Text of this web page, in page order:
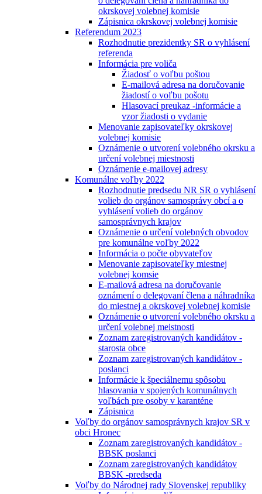
okrskovej volebnej komisie
Zápisnica okrskovej volebnej komisie
Referendum 2023
Rozhodnutie prezidentky SR o vyhlásení
referenda
Informácia pre voliča
Žiadosť o voľbu poštou
E-mailová adresa na doručovanie
žiadostí o voľbu pošotu
Hlasovací preukaz -informácie a
vzor žiadosti o vydanie
Menovanie zapisovateľky okrskovej
volebnej komisie
Oznámenie o utvorení volebného okrsku a
určení volebnej miestnosti
Oznámenie e-mailovej adresy
Komunálne voľby 2022
Rozhodnutie predsedu NR SR o vyhlásení
volieb do orgánov samosprávy obcí a o
vyhlásení volieb do orgánov
samosprávnych krajov
Oznámenie o určení volebných obvodov
pre komunálne voľby 2022
Informácia o počte obyvateľov
Menovanie zapisovateľky miestnej
volebnej komsie
E-mailová adresa na doručovanie
oznámení o delegovaní člena a náhradníka
do miestnej a okrskovej volebnej komisie
Oznámenie o utvorení volebného okrsku a
určení volebnej meistnosti
Zoznam zaregistrovaných kandidátov -
starosta obce
Zoznam zaregistrovaných kandidátov -
poslanci
Informácie k špeciálnemu spôsobu
hlasovania v spojených komunálnych
voľbách pre osoby v karanténe
Zápisnica
Voľby do orgánov samosprávnych krajov SR v
obci Hronec
Zoznam zaregistrovaných kandidátov -
BBSK poslanci
Zoznam zaregistrovaných kandidátov
BBSK -predseda
Voľby do Národnej rady Slovenskej republiky